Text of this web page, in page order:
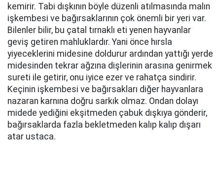
kemirir. Tabi dışkının böyle düzenli atılmasında malın
işkembesi ve bağırsaklarının çok önemli bir yeri var.
Bilenler bilir, bu çatal tırnaklı eti yenen hayvanlar
geviş getiren mahluklardır. Yani önce hırsla
yiyeceklerini midesine doldurur ardından yattığı yerde
midesinden tekrar ağzına dişlerinin arasına genirmek
sureti ile getirir, onu iyice ezer ve rahatça sindirir.
Keçinin işkembesi ve bağırsakları diğer hayvanlara
nazaran karnına doğru sarkık olmaz. Ondan dolayı
midede yediğini ekşitmeden çabuk dışkıya gönderir,
bağırsaklarda fazla bekletmeden kalıp kalıp dışarı
atar ustaca.